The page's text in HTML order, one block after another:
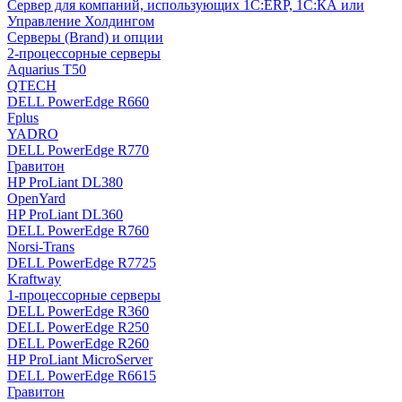
Сервер для компаний, использующих 1C:ERP, 1С:КА или
Управление Холдингом
Серверы (Brand) и опции
2-процессорные серверы
Aquarius T50
QTECH
DELL PowerEdge R660
Fplus
YADRO
DELL PowerEdge R770
Гравитон
HP ProLiant DL380
OpenYard
HP ProLiant DL360
DELL PowerEdge R760
Norsi-Trans
DELL PowerEdge R7725
Kraftway
1-процессорные серверы
DELL PowerEdge R360
DELL PowerEdge R250
DELL PowerEdge R260
HP ProLiant MicroServer
DELL PowerEdge R6615
Гравитон